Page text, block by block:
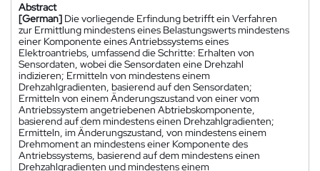
Abstract
[German] Die vorliegende Erfindung betrifft ein Verfahren
zur Ermittlung mindestens eines Belastungswerts mindestens
einer Komponente eines Antriebssystems eines
Elektroantriebs, umfassend die Schritte: Erhalten von
Sensordaten, wobei die Sensordaten eine Drehzahl
indizieren; Ermitteln von mindestens einem
Drehzahlgradienten, basierend auf den Sensordaten;
Ermitteln von einem Änderungszustand von einer vom
Antriebssystem angetriebenen Abtriebskomponente,
basierend auf dem mindestens einen Drehzahlgradienten;
Ermitteln, im Änderungszustand, von mindestens einem
Drehmoment an mindestens einer Komponente des
Antriebssystems, basierend auf dem mindestens einen
Drehzahlgradienten und mindestens einem